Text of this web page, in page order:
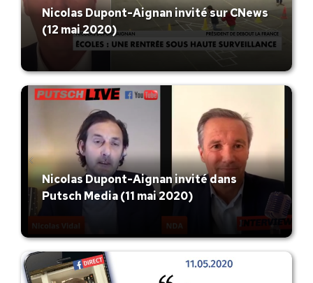
Nicolas Dupont-Aignan invité sur CNews
(12 mai 2020)
Nicolas Dupont-Aignan invité dans
Putsch Media (11 mai 2020)